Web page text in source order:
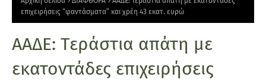
επιχειρήσεις “φαντάσματα” και χρέη 43 εκατ. ευρώ
ΑΑΔΕ: Τεράστια απάτη με
εκατοντάδες επιχειρήσεις